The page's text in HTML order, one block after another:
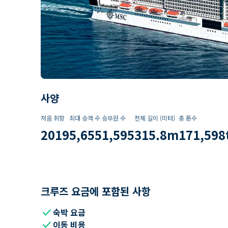
사양
처음 취항
2019
최대 승객 수
5,655
승무원 수
1,595
전체 길이 (미터)
315.8m
총 톤수
171,598
크루즈 요금에 포함된 사항
check숙박 요금
check 이동 비용